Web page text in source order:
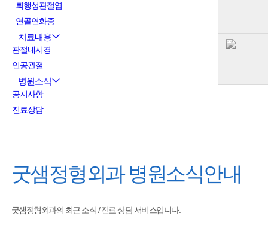
퇴행성관절염
연골연화증
치료내용
관절내시경
인공관절
병원소식
공지사항
진료상담
굿샘정형외과병원소식안내
굿샘정형외과의 최근 소식 / 진료 상담 서비스입니다.